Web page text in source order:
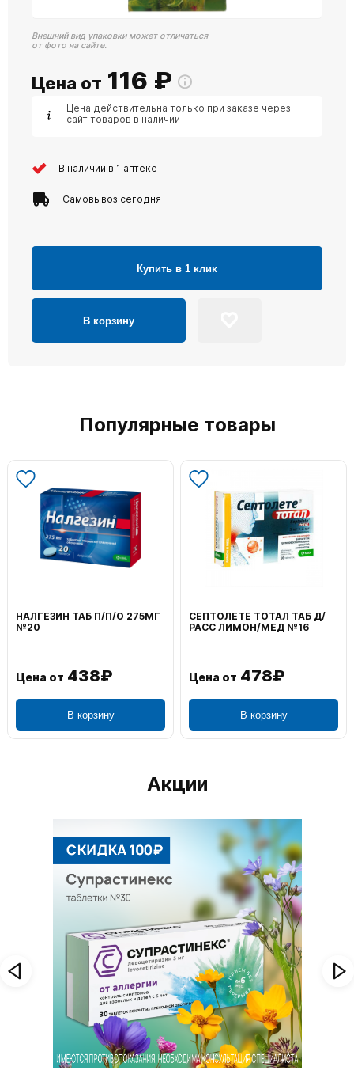
Внешний вид упаковки может отличаться
от фото на сайте.
Цена от 116 ₽
Цена действительна только при заказе через
сайт товаров в наличии
В наличии в 1 аптеке
Самовывоз сегодня
Купить в 1 клик
В корзину
Популярные товары
НАЛГЕЗИН ТАБ П/П/О 275МГ
№20
Цена от 438₽
В корзину
СЕПТОЛЕТЕ ТОТАЛ ТАБ Д/
РАСС ЛИМОН/МЕД №16
Цена от 478₽
В корзину
Акции